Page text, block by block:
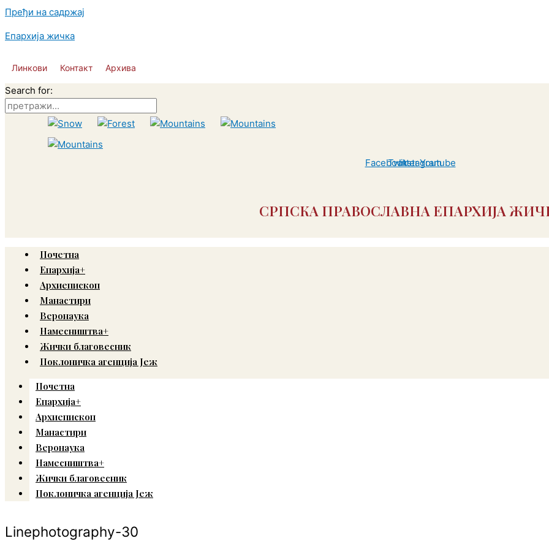
Пређи на садржај
Епархија жичка
Линкови Контакт Архива
Search for:
Facebook
Twitter
Instagram
Youtube
СРПСКА ПРАВОСЛАВНА ЕПАРХИЈА
Почетна
Епархија+
Архиепископ
Манастири
Веронаука
Намесништва+
Жички благовесник
Поклоничка агенција Јеж
Почетна
Епархија+
Архиепископ
Манастири
Веронаука
Намесништва+
Жички благовесник
Поклоничка агенција Јеж
Linephotography-30